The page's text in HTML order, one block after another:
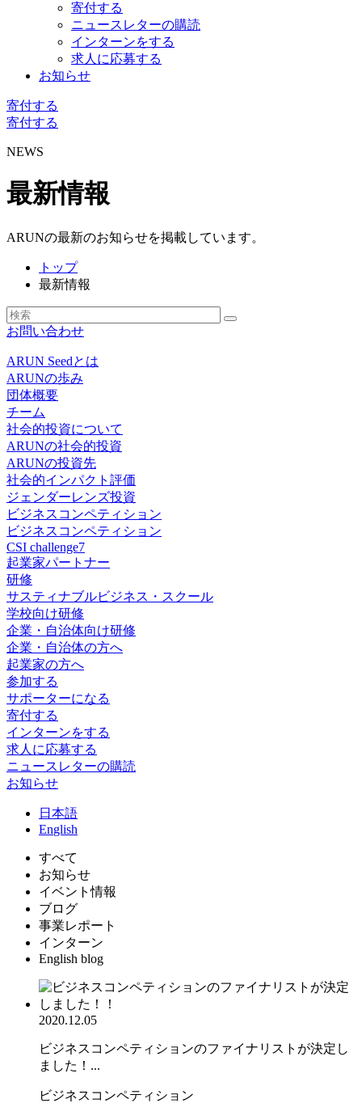
寄付する
ニュースレターの購読
インターンをする
求人に応募する
お知らせ
寄付する
寄付する
NEWS
最新情報
ARUNの最新のお知らせを掲載しています。
トップ
最新情報
お問い合わせ
ARUN Seedとは
ARUNの歩み
団体概要
チーム
社会的投資について
ARUNの社会的投資
ARUNの投資先
社会的インパクト評価
ジェンダーレンズ投資
ビジネスコンペティション
ビジネスコンペティション
CSI challenge7
起業家パートナー
研修
サスティナブルビジネス・スクール
学校向け研修
企業・自治体向け研修
企業・自治体の方へ
起業家の方へ
参加する
サポーターになる
寄付する
インターンをする
求人に応募する
ニュースレターの購読
お知らせ
日 本語
English
すべて
お知らせ
イベント情報
ブログ
事業レポート
インターン
English blog
2020.12.05
ビジネスコンペティションのファイナリストが決定し
ました！...
ビジネスコンペティション